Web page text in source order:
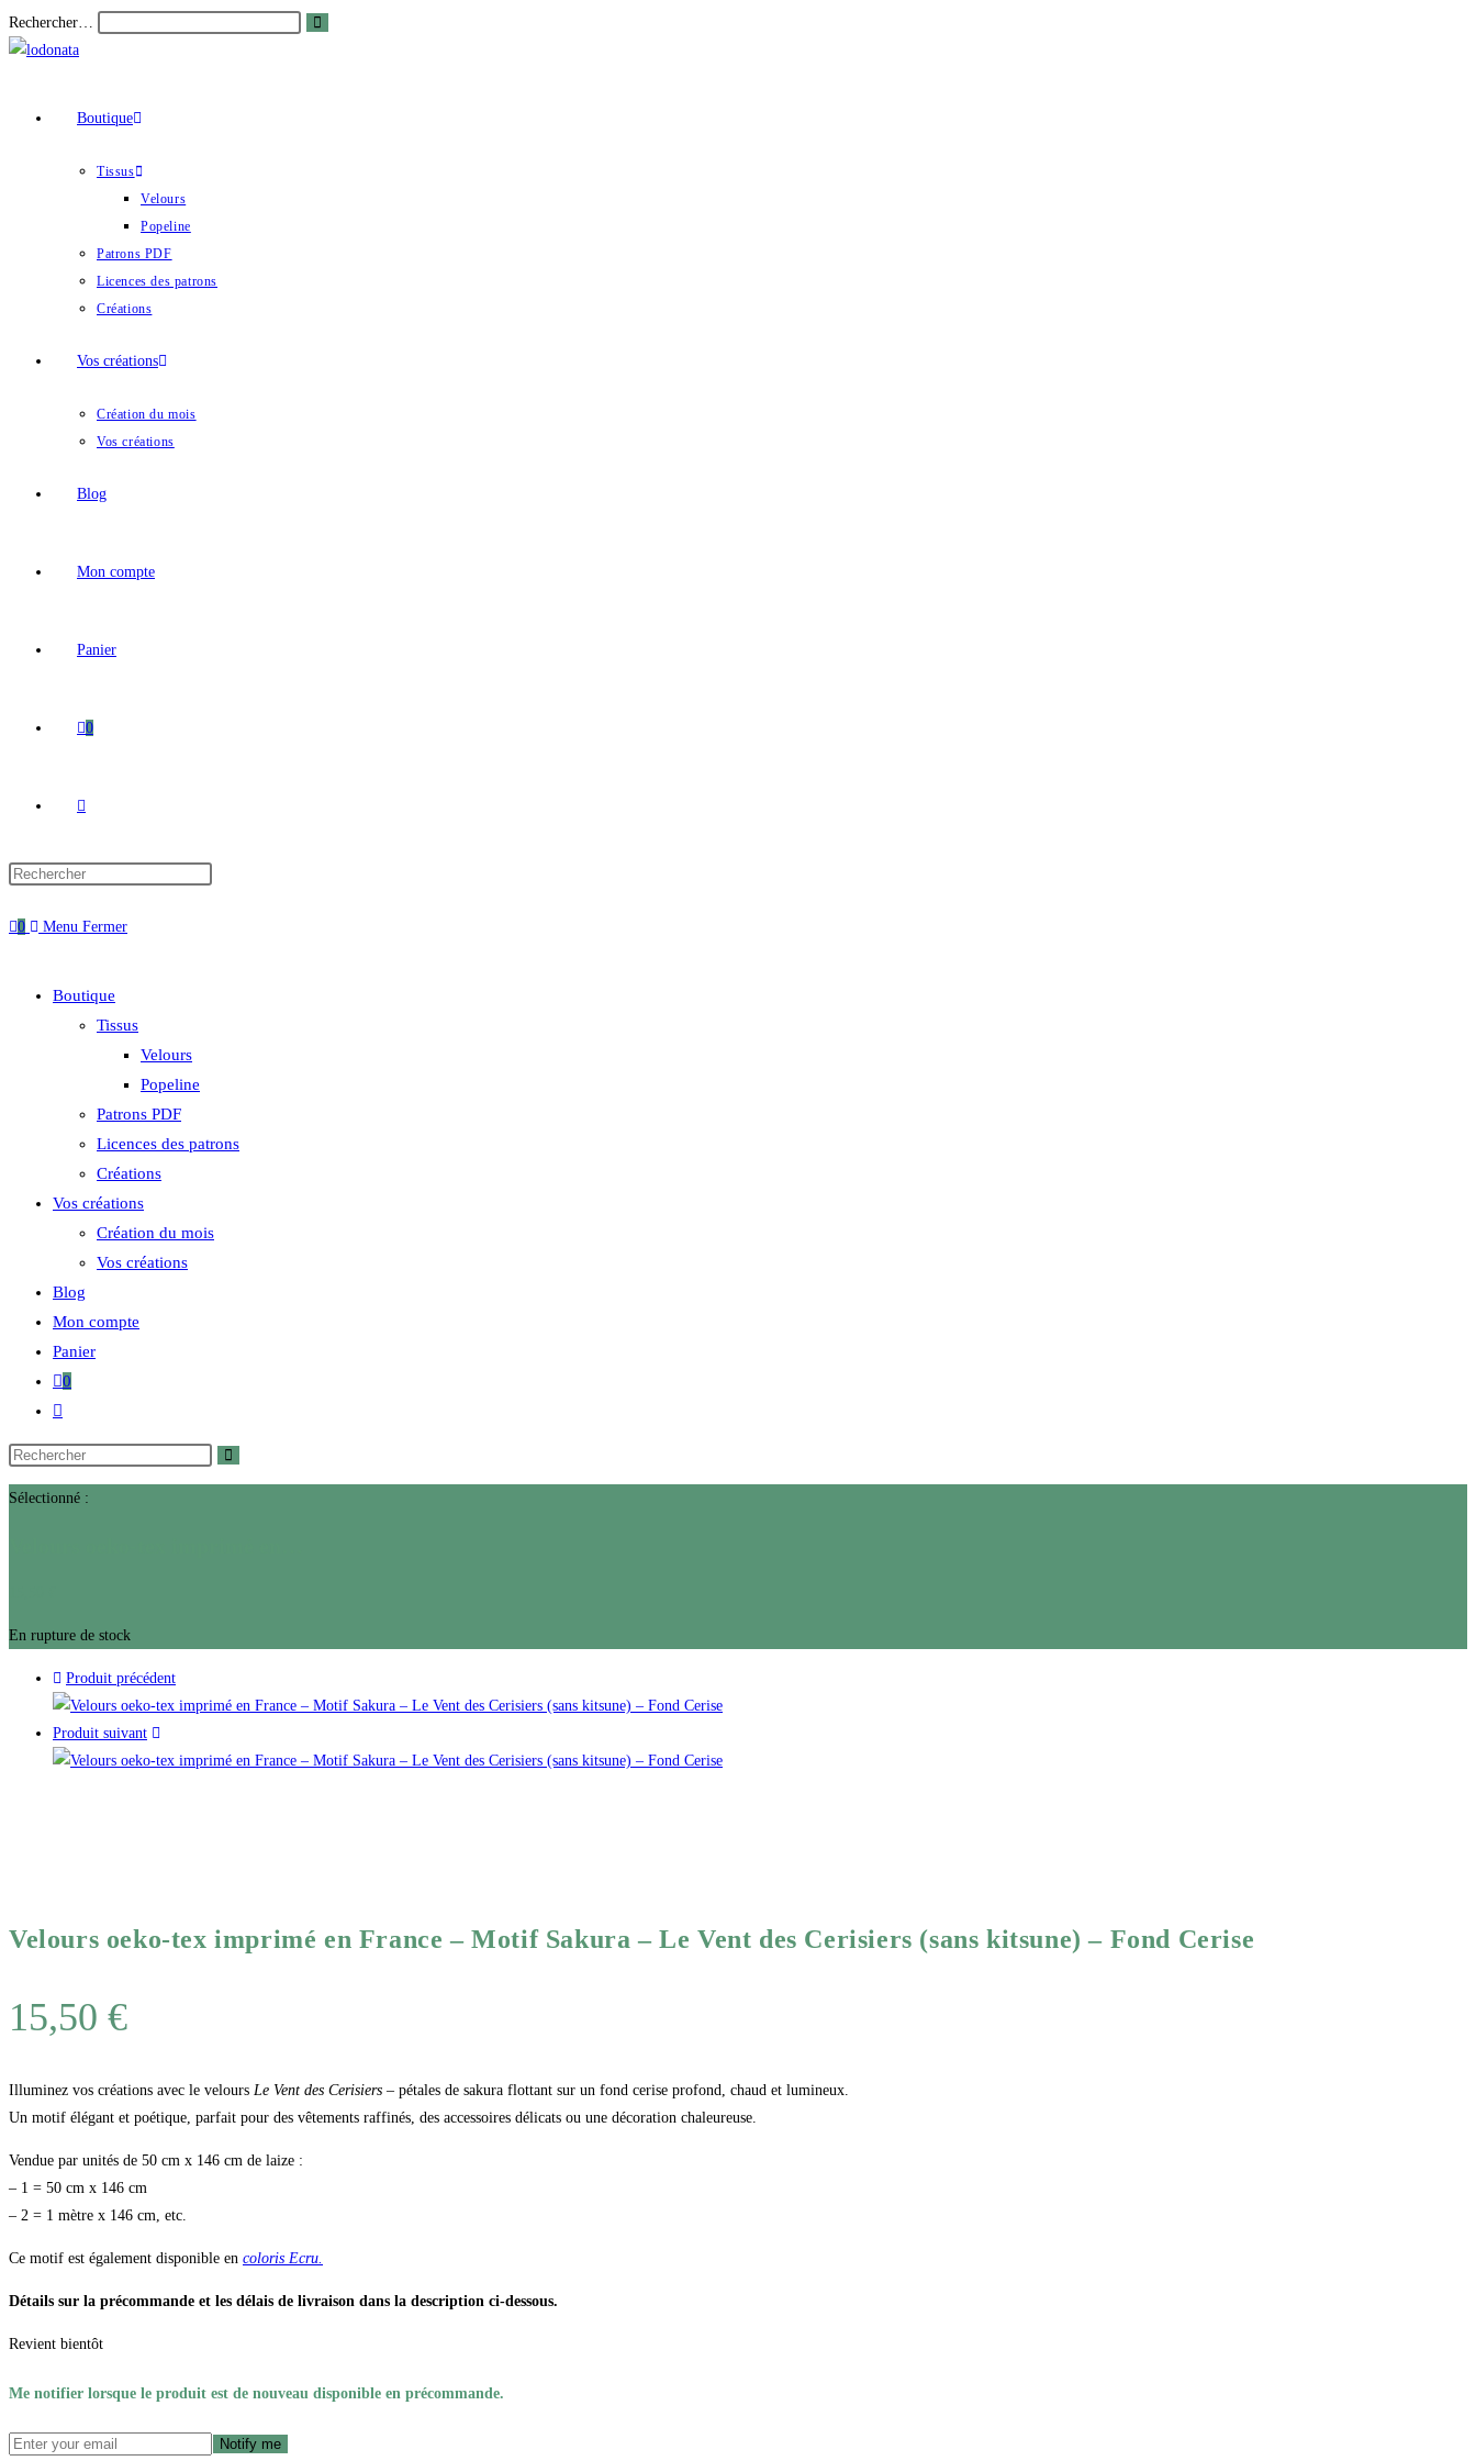
Skip
to
Rechercher…
Boutique
Tissus
Velours
Popeline
Patrons PDF
Licences des patrons
Créations
Vos créations
Création du mois
Vos créations
Blog
Mon compte
Panier
0
Toggle
website
0 Menu Fermer
Boutique
Tissus
Velours
Popeline
Patrons PDF
Licences des patrons
Créations
Vos créations
Création du mois
Vos créations
Blog
Mon compte
Panier
0
Toggle
search
Sélectionné :
En rupture de stock
Produit précédent
Produit suivant
Velours oeko-tex imprimé en France – Motif Sakura – Le Vent des Cerisiers (sans kitsune) – Fond Cerise
15,50 €
Illuminez vos créations avec le velours Le Vent des Cerisiers – pétales de sakura flottant sur un fond cerise profond, chaud et lumineux.
Un motif élégant et poétique, parfait pour des vêtements raffinés, des accessoires délicats ou une décoration chaleureuse.
Vendue par unités de 50 cm x 146 cm de laize :
– 1 = 50 cm x 146 cm
– 2 = 1 mètre x 146 cm, etc.
Ce motif est également disponible en coloris Ecru.
Détails sur la précommande et les délais de livraison dans la description ci-dessous.
Revient bientôt
Me notifier lorsque le produit est de nouveau disponible en précommande.
Notify me